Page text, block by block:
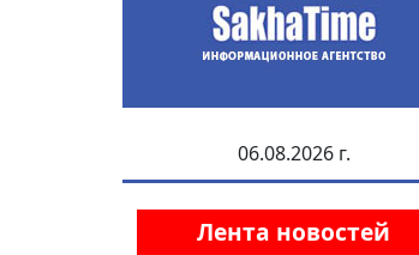
06.08.2026 г.
Лента новостей